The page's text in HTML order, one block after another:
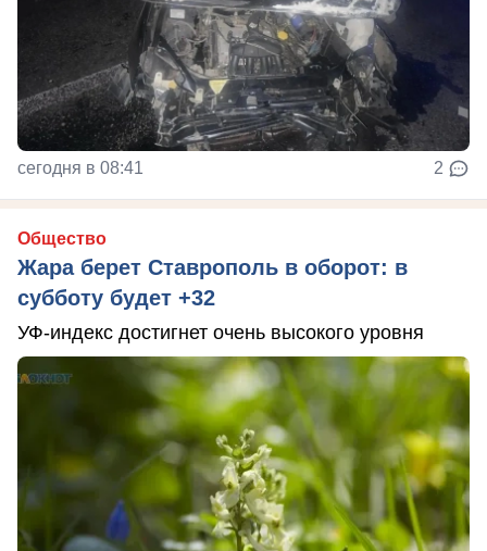
сегодня в 08:41 2
Общество
Жара берет Ставрополь в оборот: в
субботу будет +32
УФ-индекс достигнет очень высокого уровня